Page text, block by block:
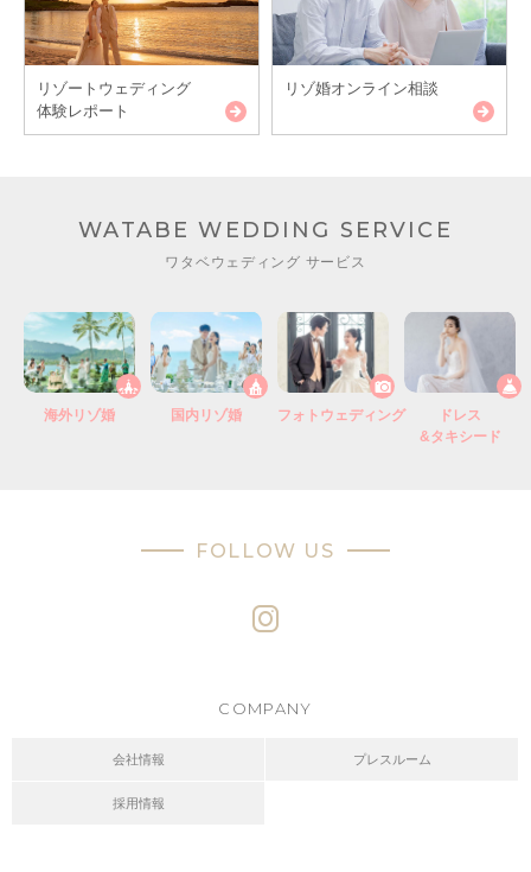
リゾートウェディング
体験レポート
リゾ婚オンライン相談
WATABE WEDDING SERVICE
ワタベウェディング サービス
海外リゾ婚 国内リゾ婚 フォトウェディング
ドレス
&タキシード
FOLLOW US
COMPANY
会社情報 プレスルーム
採用情報